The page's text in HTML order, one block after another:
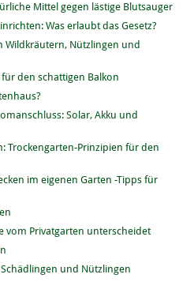
Mittel gegen lästige Blutsauger
Was erlaubt das Gesetz?
Wildkräutern, Nützlingen und
den schattigen Balkon
Solar, Akku und
Trockengarten-Prinzipien für den
im eigenen Garten -Tipps für
vom Privatgarten unterscheidet
und Nützlingen